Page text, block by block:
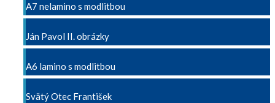
A7 nelamino s modlitbou
Ján Pavol II. obrázky
A6 lamino s modlitbou
Svätý Otec František